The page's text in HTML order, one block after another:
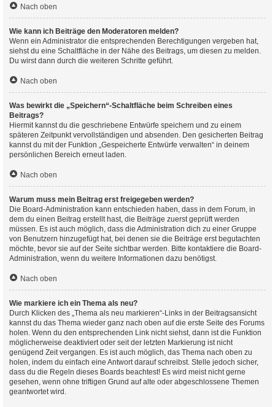
Nach oben
Wie kann ich Beiträge den Moderatoren melden?
Wenn ein Administrator die entsprechenden Berechtigungen vergeben hat,
siehst du eine Schaltfläche in der Nähe des Beitrags, um diesen zu melden.
Du wirst dann durch die weiteren Schritte geführt.
Nach oben
Was bewirkt die „Speichern“-Schaltfläche beim Schreiben eines
Beitrags?
Hiermit kannst du die geschriebene Entwürfe speichern und zu einem
späteren Zeitpunkt vervollständigen und absenden. Den gesicherten Beitrag
kannst du mit der Funktion „Gespeicherte Entwürfe verwalten“ in deinem
persönlichen Bereich erneut laden.
Nach oben
Warum muss mein Beitrag erst freigegeben werden?
Die Board-Administration kann entschieden haben, dass in dem Forum, in
dem du einen Beitrag erstellt hast, die Beiträge zuerst geprüft werden
müssen. Es ist auch möglich, dass die Administration dich zu einer Gruppe
von Benutzern hinzugefügt hat, bei denen sie die Beiträge erst begutachten
möchte, bevor sie auf der Seite sichtbar werden. Bitte kontaktiere die Board-
Administration, wenn du weitere Informationen dazu benötigst.
Nach oben
Wie markiere ich ein Thema als neu?
Durch Klicken des „Thema als neu markieren“-Links in der Beitragsansicht
kannst du das Thema wieder ganz nach oben auf die erste Seite des Forums
holen. Wenn du den entsprechenden Link nicht siehst, dann ist die Funktion
möglicherweise deaktiviert oder seit der letzten Markierung ist nicht
genügend Zeit vergangen. Es ist auch möglich, das Thema nach oben zu
holen, indem du einfach eine Antwort darauf schreibst. Stelle jedoch sicher,
dass du die Regeln dieses Boards beachtest! Es wird meist nicht gerne
gesehen, wenn ohne triftigen Grund auf alte oder abgeschlossene Themen
geantwortet wird.